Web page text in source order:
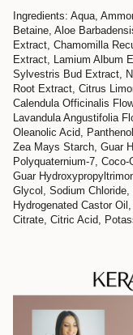
Ingredients: Aqua,
Betaine, Aloe
Extract, Chamomilla
Extract, Lamium Album
Sylvestris Bud Extract,
Root Extract, Citrus
Calendula Officinalis
Lavandula Angustifolia
Oleanolic Acid,
Zea Mays Starch, Guar
Polyquaternium-7,
Guar
Glycol, Sodium
Hydrogenated Castor
Citrate, Citric Acid,